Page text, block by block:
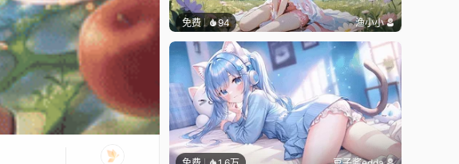
免费 94 渔小小